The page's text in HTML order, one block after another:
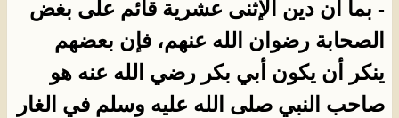
- بما أن دين الإثنى عشرية قائم على بغض
الصحابة رضوان الله عنهم، فإن بعضهم
ينكر أن يكون أبي بكر رضي الله عنه هو
صاحب النبي صلى الله عليه وسلم في الغار